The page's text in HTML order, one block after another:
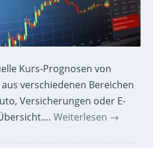
Kurs-Prognosen von
verschiedenen Bereichen
Versicherungen oder E-
Weiterlesen →